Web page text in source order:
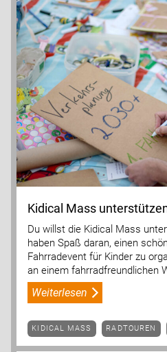
Kidical Mass
Du willst die Kidical Mass
haben Spaß daran, einen
Fahrradevent für Kinder zu
an einem fahrradfreundlichen
Weiterlesen
KIDICAL MASS RADTOUREN